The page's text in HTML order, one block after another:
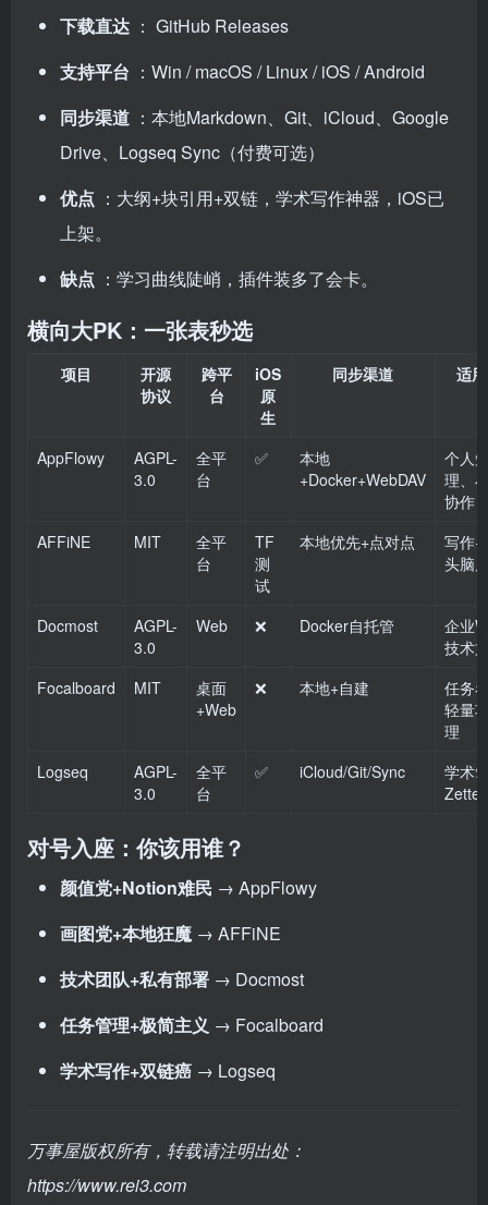
下载直达 ： GitHub Releases
支持平台 ：Win / macOS / Linux / iOS / Android
同步渠道 ：本地Markdown、Git、iCloud、Google
Drive、Logseq Sync（付费可选）
优点 ：大纲+块引用+双链，学术写作神器，iOS已
上架。
缺点 ：学习曲线陡峭，插件装多了会卡。
横向大PK：一张表秒选
项目
开源
协议
跨平
台
iOS
原
生
同步渠道 适
AppFlowy
AGPL-
3.0
全平
台
✅
本地
+Docker+WebDAV
个人
理、
协作
AFFiNE
MIT
全平
台
TF
测
试
本地优先+点对点
写作+
头脑
Docmost
AGPL-
3.0
Web ❌ Docker自托管
企业
技术
Focalboard
MIT
桌面
+Web
❌ 本地+自建
任务
轻量
理
Logseq
AGPL-
3.0
全平
台
✅ iCloud/Git/Sync
学术
对号入座：你该用谁？
颜值党+Notion难民 → AppFlowy
画图党+本地狂魔→ AFFiNE
技术团队+私有部署 → Docmost
任务管理+极简主义 → Focalboard
学术写作+双链癌 → Logseq
万事屋版权所有，转载请注明出处：
https://www.rei3.com